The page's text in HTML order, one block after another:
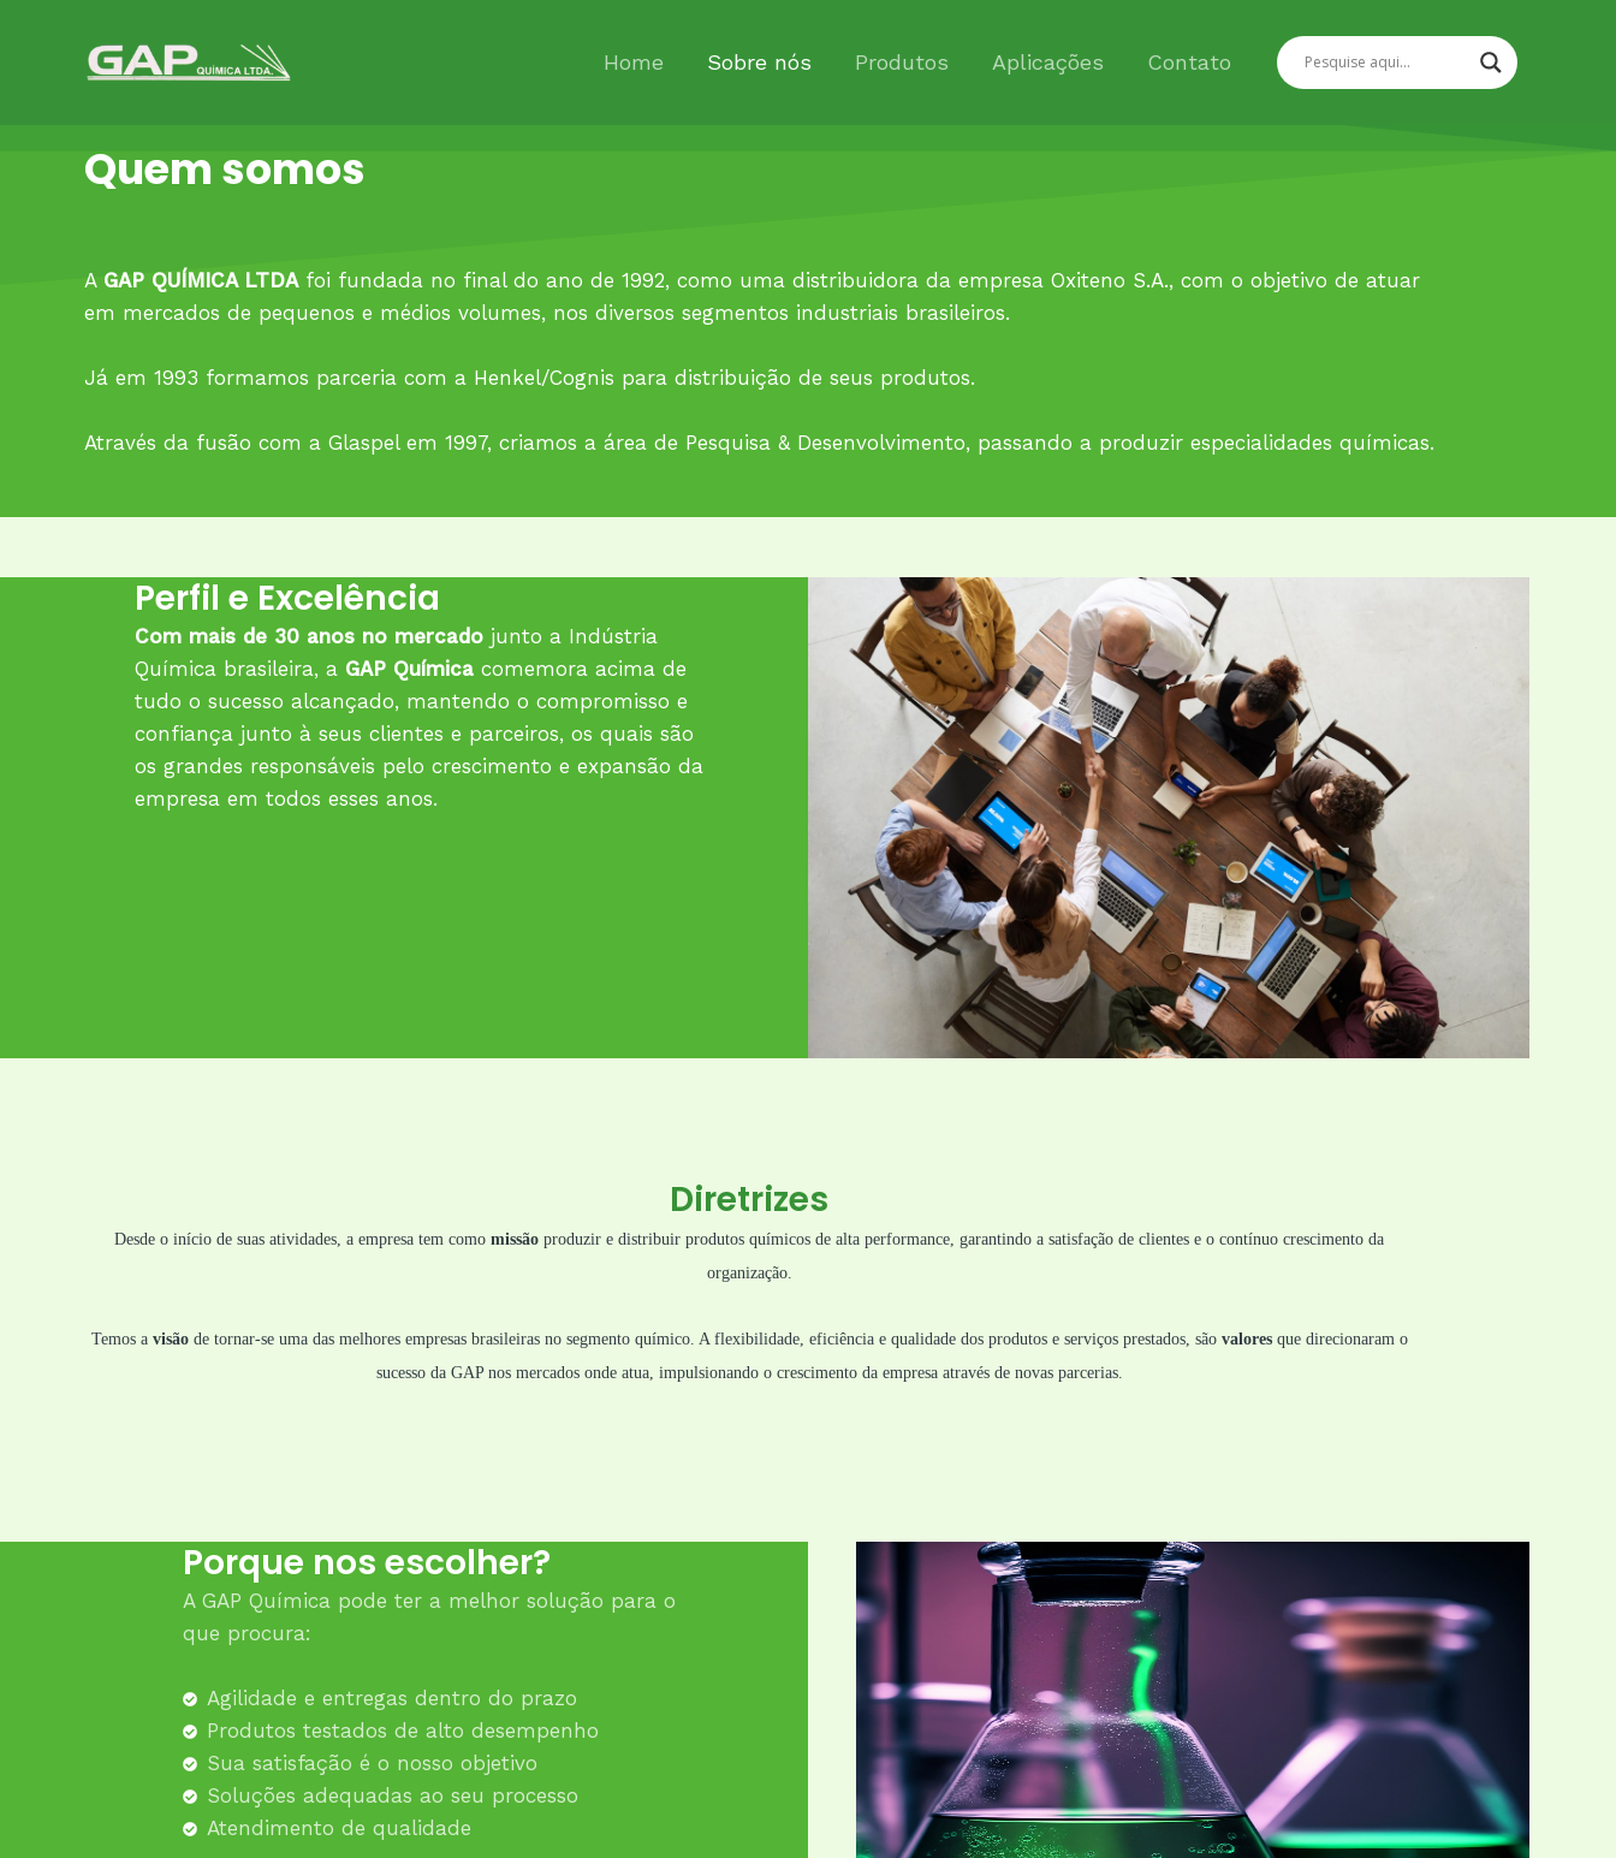
Home Sobre nós Produtos Aplicações Contato
Quem somos
A GAP QUÍMICA LTDAfoi fundada no final do ano de 1992, como uma distribuidora da empresa Oxiteno S.A., com o objetivo de atuar
em mercados de pequenos e médios volumes, nos diversos segmentos industriais brasileiros.
Já em 1993 formamos parceria com a Henkel/Cognis para distribuição de seus produtos.
Através da fusão com a Glaspel em 1997, criamos a área de Pesquisa & Desenvolvimento, passando a produzir especialidades químicas.
Perfil e Excelência
Com mais de 30 anos no mercado junto a Indústria
Química brasileira, a GAP Química comemora acima de
tudo o sucesso alcançado, mantendo o compromisso e
confiança junto à seus clientes e parceiros, os quais são
os grandes responsáveis pelo crescimento e expansão da
empresa em todos esses anos.
Diretrizes
Desde o início de suas atividades, a empresa tem comomissão produzir e distribuir produtos químicos de alta performance, garantindo a satisfação de clientes e o contínuo crescimento da
organização.
Temos a visãode tornar-se uma das melhores empresas brasileiras no segmento químico. A flexibilidade, eficiência e qualidade dos produtos e serviços prestados, são valoresque direcionaram o
sucesso da GAP nos mercados onde atua, impulsionando o crescimento da empresa através de novas parcerias.
Porque nos escolher?
A GAP Química pode ter a melhor solução para o
que procura:
Agilidade e entregas dentro do prazo
Produtos testados de alto desempenho
Sua satisfação é o nosso objetivo
Soluções adequadas ao seu processo
Atendimento de qualidade